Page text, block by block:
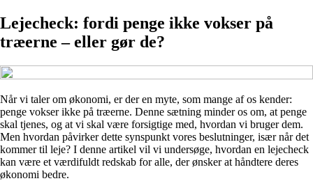
Lejecheck: fordi penge ikke vokser på
træerne – eller gør de?
Når vi taler om økonomi, er der en myte, som mange af os kender:
penge vokser ikke på træerne. Denne sætning minder os om, at penge
skal tjenes, og at vi skal være forsigtige med, hvordan vi bruger dem.
Men hvordan påvirker dette synspunkt vores beslutninger, især når det
kommer til leje? I denne artikel vil vi undersøge, hvordan en lejecheck
kan være et værdifuldt redskab for alle, der ønsker at håndtere deres
økonomi bedre.